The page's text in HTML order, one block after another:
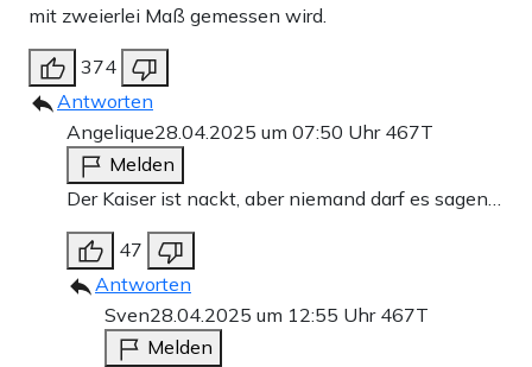
mit zweierlei Maß gemessen wird.
374
Antworten
Angelique28.04.2025 um 07:50 Uhr 467T
Melden
Der Kaiser ist nackt, aber niemand darf es sagen…
47
Antworten
Sven28.04.2025 um 12:55 Uhr 467T
Melden